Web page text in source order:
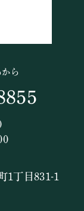
ら
1丁目831-1